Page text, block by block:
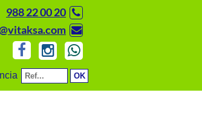
988 22 00 20